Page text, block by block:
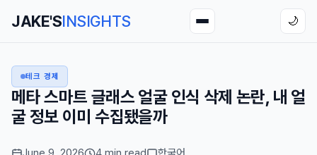
JAKE'SINSIGHTS 🌙
테크 경제
메타 스마트 글래스 얼굴 인식 삭제 논란, 내 얼
굴 정보 이미 수집됐을까